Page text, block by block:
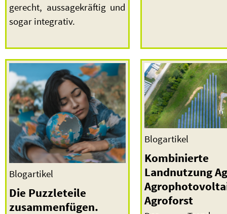
gerecht, aussagekräftig und
sogar integrativ.
Blogartikel
Die Puzzleteile
zusammenfügen.
Blogartikel
Kombinierte
Landnutzung
Agroforst